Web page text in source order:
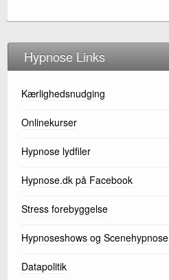
Hypnose Links
Kærlighedsnudging
Onlinekurser
Hypnose lydfiler
Hypnose.dk på Facebook
Stress forebyggelse
Hypnoseshows og Scenehypnose
Datapolitik